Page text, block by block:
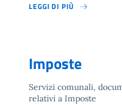
LEGGI DI PIÙ
Imposte
Servizi comunali,
relativi a Imposte